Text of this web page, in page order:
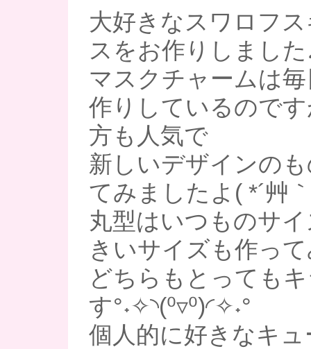
大好きなスワロフ
スをお作りしました
マスクチャームは
作りしているので
方も人気で
新しいデザインの
てみましたよ( *´艸
丸型はいつものサ
きいサイズも作っ
どちらもとっても
す°˖✧◝(⁰▿⁰)◜✧˖°
個人的に好きなキ